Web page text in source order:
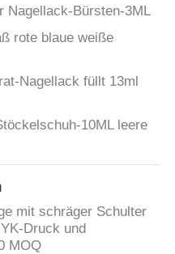
Nagellack-Bürsten-3ML
rote blaue weiße
Nagellack füllt 13ml
10ML leere
mit schräger Schulter
Druck und
MOQ